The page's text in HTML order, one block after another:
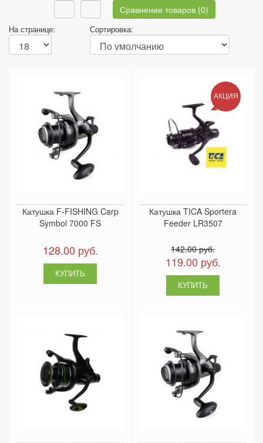
Сравнение товаров (0)
На странице: Сортировка:
Катушка F-FISHING Carp
Symbol 7000 FS
128.00 руб.
АКЦИЯ
Катушка TICA Sportera
Feeder LR3507
142.00 руб.
119.00 руб.